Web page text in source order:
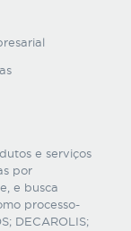
e serviços
por
e busca
processo-
DECAROLIS;